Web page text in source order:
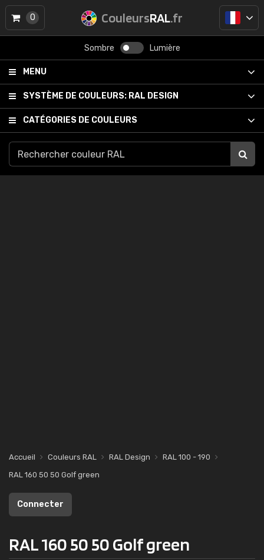
CouleursRAL.fr
Sombre Lumière
MENU
SYSTÈME DE COULEURS: RAL DESIGN
CATÉGORIES DE COULEURS
0
Accueil Couleurs RAL RAL Design
RAL 100 - 190
RAL 160 50 50 Golf green
Connecter
RAL 160 50 50 Golf green